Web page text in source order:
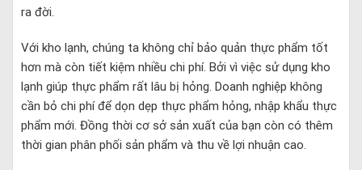
ra đời.
Với kho lạnh, chúng ta không chỉ bảo quản thực phẩm tốt
hơn mà còn tiết kiệm nhiều chi phí. Bởi vì việc sử dụng kho
lạnh giúp thực phẩm rất lâu bị hỏng. Doanh nghiệp không
cần bỏ chi phí để dọn dẹp thực phẩm hỏng, nhập khẩu thực
phẩm mới. Đồng thời cơ sở sản xuất của bạn còn có thêm
thời gian phân phối sản phẩm và thu về lợi nhuận cao.